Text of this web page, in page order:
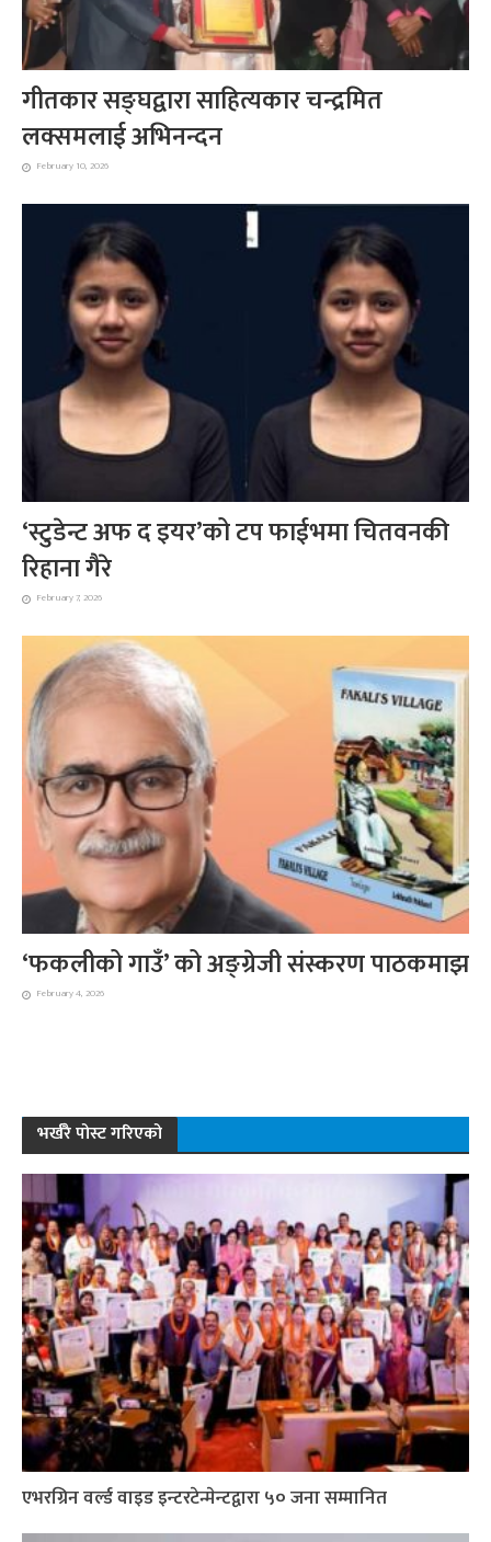
गीतकार सङ्घद्वारा साहित्यकार चन्द्रमित
लक्समलाई अभिनन्दन
February 10, 2026
‘स्टुडेन्ट अफ द इयर’को टप फाईभमा चितवनकी
रिहाना गैरे
February 7, 2026
‘फकलीको गाउँ’ को अङ्ग्रेजी संस्करण पाठकमाझ
February 4, 2026
भर्खरै पोस्ट गरिएको
एभरग्रिन वर्ल्ड वाइड इन्टरटेन्मेन्टद्वारा ५० जना सम्मानित